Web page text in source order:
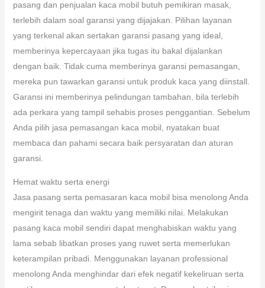
pasang dan penjualan kaca mobil butuh pemikiran masak,
terlebih dalam soal garansi yang dijajakan. Pilihan layanan
yang terkenal akan sertakan garansi pasang yang ideal,
memberinya kepercayaan jika tugas itu bakal dijalankan
dengan baik. Tidak cuma memberinya garansi pemasangan,
mereka pun tawarkan garansi untuk produk kaca yang diinstall.
Garansi ini memberinya pelindungan tambahan, bila terlebih
ada perkara yang tampil sehabis proses penggantian. Sebelum
Anda pilih jasa pemasangan kaca mobil, nyatakan buat
membaca dan pahami secara baik persyaratan dan aturan
garansi.
Hemat waktu serta energi
Jasa pasang serta pemasaran kaca mobil bisa menolong Anda
mengirit tenaga dan waktu yang memiliki nilai. Melakukan
pasang kaca mobil sendiri dapat menghabiskan waktu yang
lama sebab libatkan proses yang ruwet serta memerlukan
keterampilan pribadi. Menggunakan layanan professional
menolong Anda menghindar dari efek negatif kekeliruan serta